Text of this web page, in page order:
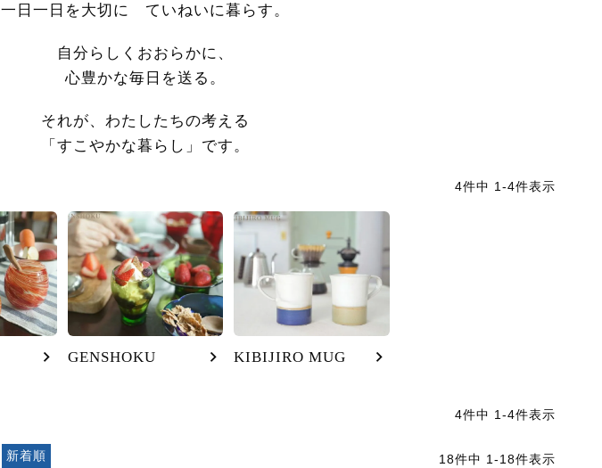
一日一日を大切に ていねいに暮らす。
自分らしくおおらかに、
心豊かな毎日を送る。
それが、わたしたちの考える
「すこやかな暮らし」です。
4件中 1 -4件表示
GENSHOKU KIBIJIRO MUG
4件中 1-4件表示
新着順 18件中 1 -18件表示